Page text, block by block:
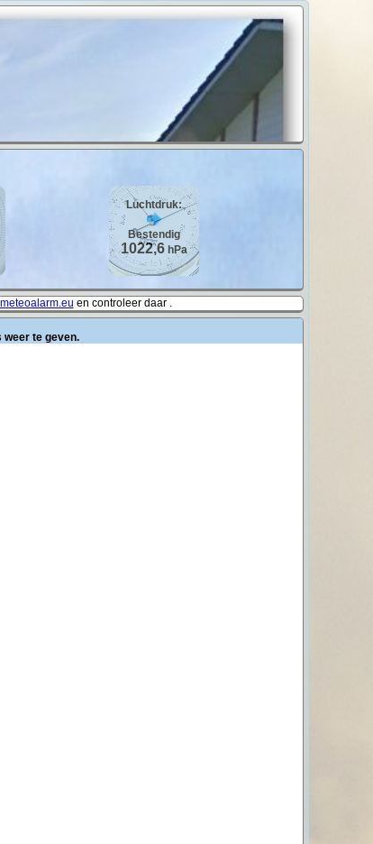
Luchtdruk:
Bestendig
1022,6 hPa
en controleer daar .
weer te geven.